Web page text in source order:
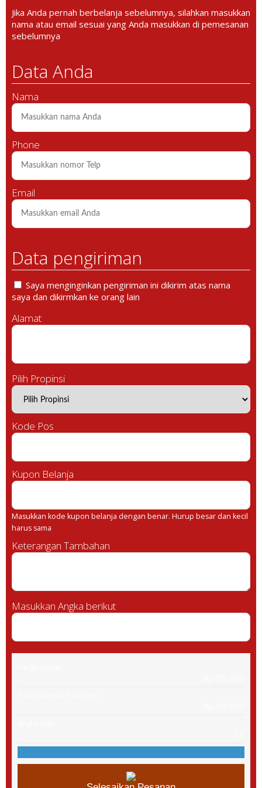
Jika Anda pernah berbelanja sebelumnya, silahkan masukkan
nama atau email sesuai yang Anda masukkan di pemesanan
sebelumnya
Data Anda
Nama
Phone
Email
Data pengiriman
Saya menginginkan pengiriman ini dikirim atas nama
saya dan dikirmkan ke orang lain
Alamat
Pilih Propinsi
Kode Pos
Kupon Belanja
Masukkan kode kupon belanja dengan benar. Hurup besar dan kecil
harus sama
Keterangan Tambahan
Masukkan Angka berikut